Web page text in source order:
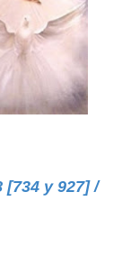
[734 y 927] /